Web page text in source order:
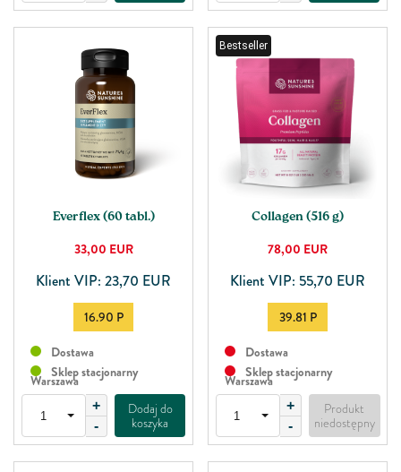
Everflex (60 tabl.)
33,00 EUR
Klient VIP: 23,70 EUR
16.90 P
Dostawa
Sklep stacjonarny
Warszawa
+
-
Dodaj do
koszyka
Bestseller
Collagen (516 g)
78,00 EUR
Klient VIP: 55,70 EUR
39.81 P
Dostawa
Sklep stacjonarny
Warszawa
+
-
Produkt
niedostępny